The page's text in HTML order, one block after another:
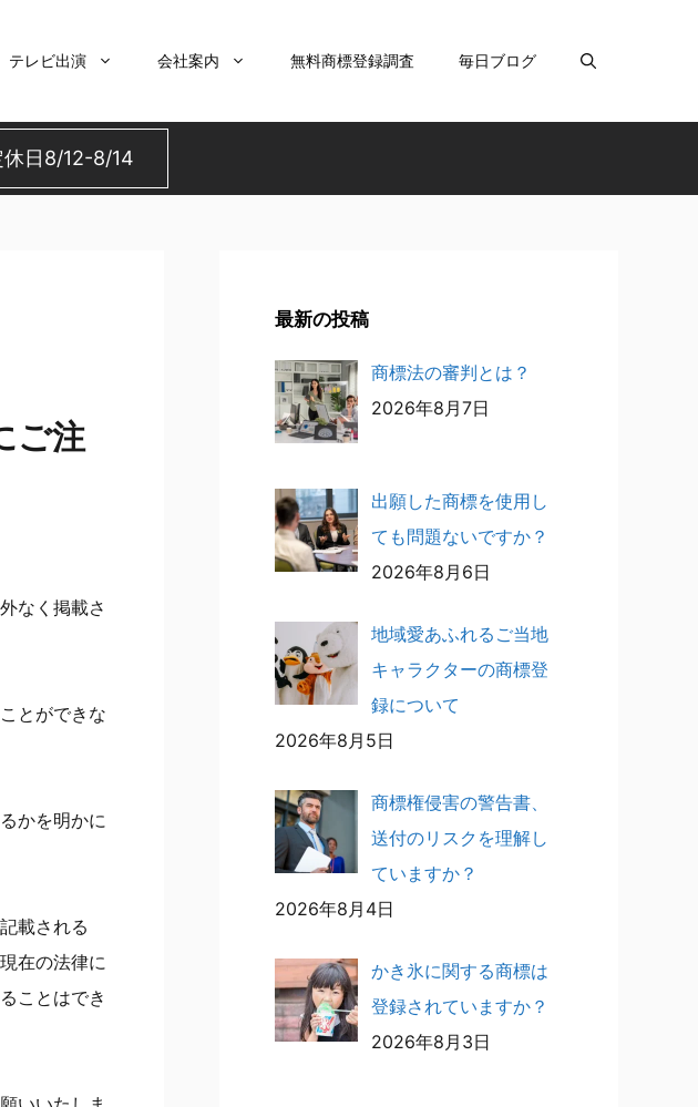
テレビ出演 会社案内 無料商標登録調査 毎日ブログ
休日8/12-8/14
ご注
なく掲載さ
とができな
かを明かに
載される
在の法律に
ことはでき
最新の投稿
商標法の審判とは？
2026年8月7日
出願した商標を使用し
ても問題ないですか？
2026年8月6日
地域愛あふれるご当地
キャラクターの商標登
録について
2026年8月5日
商標権侵害の警告書、
送付のリスクを理解し
ていますか？
2026年8月4日
かき氷に関する商標は
登録されていますか？
2026年8月3日